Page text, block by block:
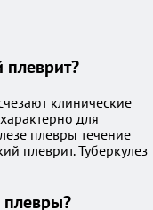
плеврит?
клинические
для
плевры течение
плеврит. Туберкулез